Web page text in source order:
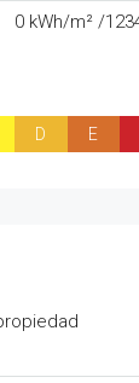
0 kWh/m² /
D E